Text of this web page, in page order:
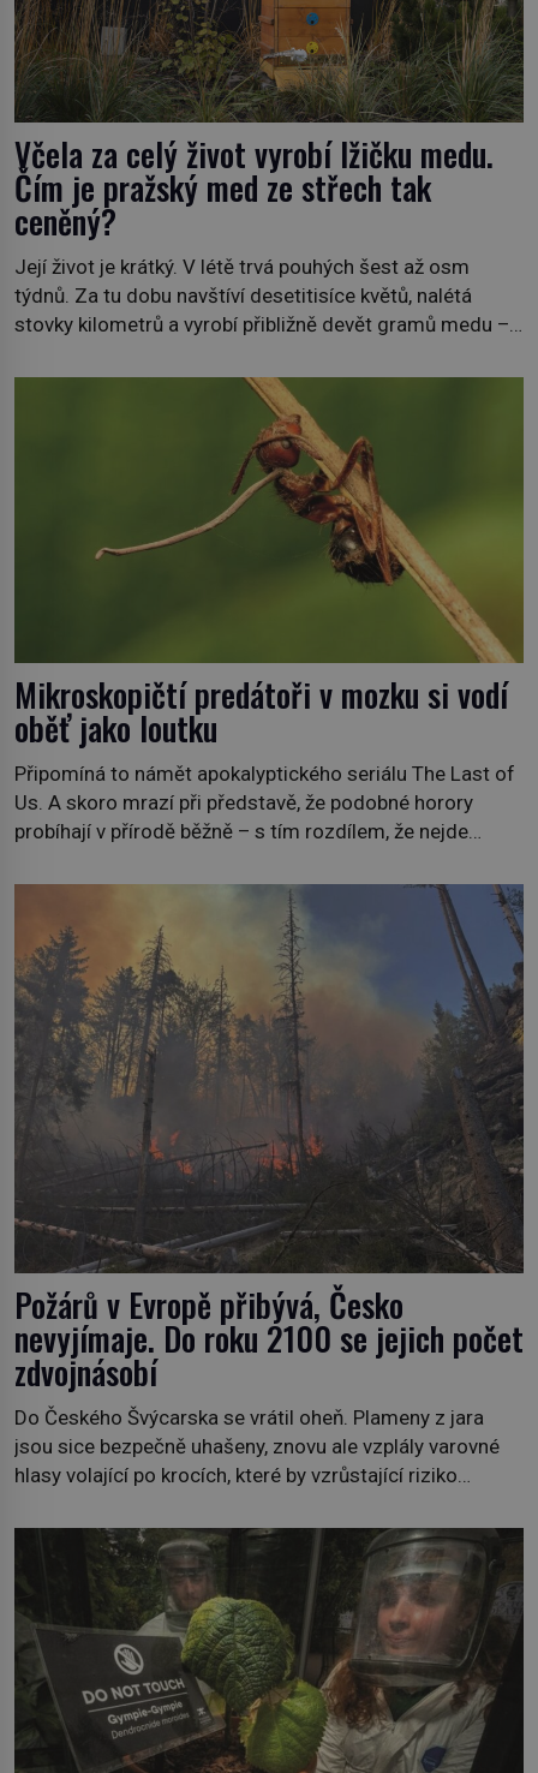
Včela za celý život vyrobí lžičku medu.
Čím je pražský med ze střech tak
ceněný?
Její život je krátký. V létě trvá pouhých šest až osm
týdnů. Za tu dobu navštíví desetitisíce květů, nalétá
stovky kilometrů a vyrobí přibližně devět gramů medu –
bezvýznamná. Teprve když se spojí s dalšími desítkami
tisíc příslušnic svého včelstva, vznikne jeden z
nejdokonalejších organismů […]
Mikroskopičtí predátoři v mozku si vodí
oběť jako loutku
Připomíná to námět apokalyptického seriálu The Last of
Us. A skoro mrazí při představě, že podobné horory
probíhají v přírodě běžně – s tím rozdílem, že nejde
dokáže ovládat jen vývojově nesrovnatelně jednodušší
živočichy, než je člověk. Najít skutečné zombie není nic
nemožného ani v naší přírodě. […]
Požárů v Evropě přibývá, Česko
nevyjímaje. Do roku 2100 se jejich počet
zdvojnásobí
Do Českého Švýcarska se vrátil oheň. Plameny z jara
jsou sice bezpečně uhašeny, znovu ale vzplály varovné
hlasy volající po krocích, které by vzrůstající riziko
požáry už nejsou problémem pouze vzdáleného
Středomoří. S oteplujícím se klimatem, vysušenou
krajinou a desetiletími lidských zásahů se z nich stává
nový evropský normál […]